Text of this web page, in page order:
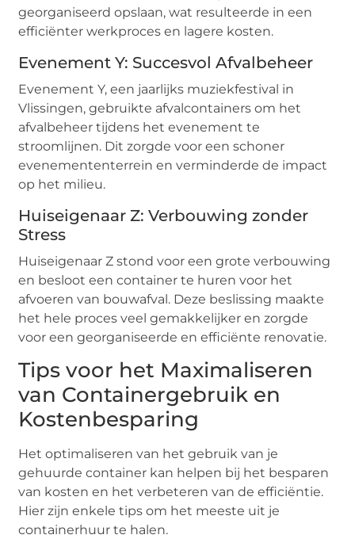
georganiseerd opslaan, wat resulteerde in een
efficiënter werkproces en lagere kosten.
Evenement Y: Succesvol Afvalbeheer
Evenement Y, een jaarlijks muziekfestival in
Vlissingen, gebruikte afvalcontainers om het
afvalbeheer tijdens het evenement te
stroomlijnen. Dit zorgde voor een schoner
evenemententerrein en verminderde de impact
op het milieu.
Huiseigenaar Z: Verbouwing zonder
Stress
Huiseigenaar Z stond voor een grote verbouwing
en besloot een container te huren voor het
afvoeren van bouwafval. Deze beslissing maakte
het hele proces veel gemakkelijker en zorgde
voor een georganiseerde en efficiënte renovatie.
Tips voor het Maximaliseren
van Containergebruik en
Kostenbesparing
Het optimaliseren van het gebruik van je
gehuurde container kan helpen bij het besparen
van kosten en het verbeteren van de efficiëntie.
Hier zijn enkele tips om het meeste uit je
containerhuur te halen.